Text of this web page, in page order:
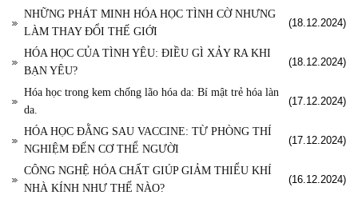
NHỮNG PHÁT MINH HÓA HỌC TÌNH CỜ NHƯNG
LÀM THAY ĐỔI THẾ GIỚI
(18.12.2024)
HÓA HỌC CỦA TÌNH YÊU: ĐIỀU GÌ XẢY RA KHI
BẠN YÊU?
(18.12.2024)
Hóa học trong kem chống lão hóa da: Bí mật trẻ hóa làn
da.
(17.12.2024)
HÓA HỌC ĐẰNG SAU VACCINE: TỪ PHÒNG THÍ
NGHIỆM ĐẾN CƠ THỂ NGƯỜI
(17.12.2024)
CÔNG NGHỆ HÓA CHẤT GIÚP GIẢM THIỂU KHÍ
NHÀ KÍNH NHƯ THẾ NÀO?
(16.12.2024)